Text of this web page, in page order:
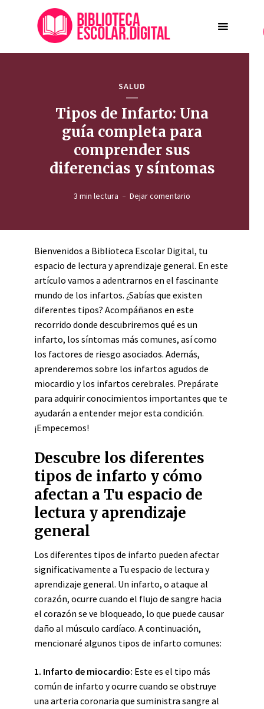
SALUD
Tipos de Infarto: Una
guía completa para
comprender sus
diferencias y síntomas
3 min lectura Dejar comentario
Bienvenidos a Biblioteca Escolar Digital, tu
espacio de lectura y aprendizaje general. En este
artículo vamos a adentrarnos en el fascinante
mundo de los infartos. ¿Sabías que existen
diferentes tipos? Acompáñanos en este
recorrido donde descubriremos qué es un
infarto, los síntomas más comunes, así como
los factores de riesgo asociados. Además,
aprenderemos sobre los infartos agudos de
miocardio y los infartos cerebrales. Prepárate
para adquirir conocimientos importantes que te
ayudarán a entender mejor esta condición.
¡Empecemos!
Descubre los diferentes
tipos de infarto y cómo
afectan a Tu espacio de
lectura y aprendizaje
general
Los diferentes tipos de infarto pueden afectar
significativamente a Tu espacio de lectura y
aprendizaje general. Un infarto, o ataque al
corazón, ocurre cuando el flujo de sangre hacia
el corazón se ve bloqueado, lo que puede causar
daño al músculo cardíaco. A continuación,
mencionaré algunos tipos de infarto comunes:
1. Infarto de miocardio: Este es el tipo más
común de infarto y ocurre cuando se obstruye
una arteria coronaria que suministra sangre al